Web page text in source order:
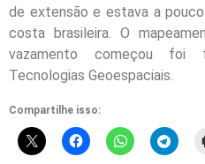
de extensão e estava a
costa brasileira. O
vazamento começou
Tecnologias Geoespaciais.
Compartilhe isso: